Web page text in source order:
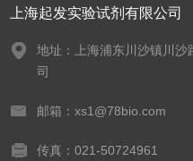
上海起发实验试剂有限公司
地址：上海浦东川沙镇川
司
邮箱：xs1@78bio.com
传真：021-50724961